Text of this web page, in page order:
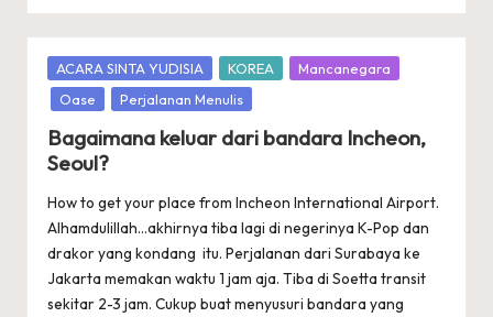
Posted
in
ACARA SINTA YUDISIA KOREA
Mancanegara
Oase
Perjalanan Menulis
Bagaimana keluar dari bandara Incheon,
Seoul?
How to get your place from Incheon International Airport.
Alhamdulillah...akhirnya tiba lagi di negerinya K-Pop dan
drakor yang kondang itu. Perjalanan dari Surabaya ke
Jakarta memakan waktu 1 jam aja. Tiba di Soetta transit
sekitar 2-3 jam. Cukup buat menyusuri bandara yang